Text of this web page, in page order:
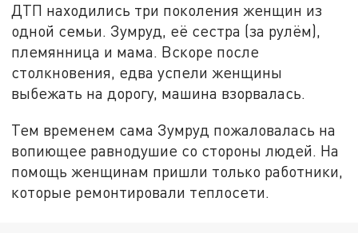
ДТП находились три поколения женщин из
одной семьи. Зумруд, её сестра (за рулём),
племянница и мама. Вскоре после
столкновения, едва успели женщины
выбежать на дорогу, машина взорвалась.
Тем временем сама Зумруд пожаловалась на
вопиющее равнодушие со стороны людей. На
помощь женщинам пришли только работники,
которые ремонтировали теплосети.